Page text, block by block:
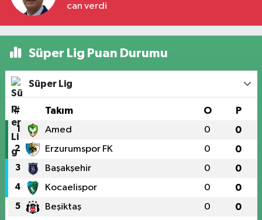
can verdi
Süper Lig Puan Durumu
Süper Lig
# Takım O P
1 Amed 0 0
2 Erzurumspor FK 0 0
3 Başakşehir 0 0
4 Kocaelispor 0 0
5 Beşiktaş 0 0